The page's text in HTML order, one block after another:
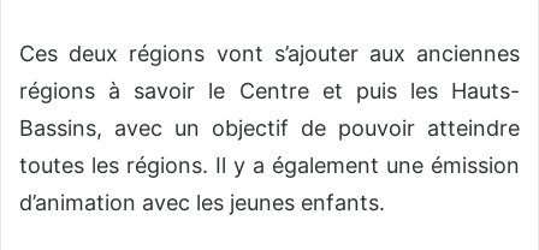
Ces deux régions vont s’ajouter aux anciennes
régions à savoir le Centre et puis les Hauts-
Bassins, avec un objectif de pouvoir atteindre
toutes les régions. Il y a également une émission
d’animation avec les jeunes enfants.